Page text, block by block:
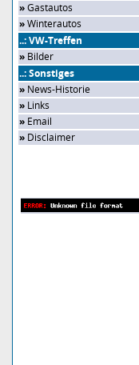
»Gastautos
»Winterautos
..: VW-Treffen
» Bilder
..: Sonstiges
» News-Historie
» Links
» Email
» Disclaimer